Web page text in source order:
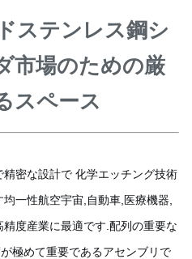
ステンレス鋼シ
市場のための厳
スペース
密な設計で 化学エッチング技術
一性航空宇宙,自動車,医療機器,
度産業に最適です.配列の重要な
極めて重要であるアセンブリで